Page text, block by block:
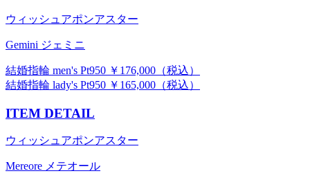
ウィッシュアポンアスター
Gemini ジェミニ
結婚指輪 men's Pt950 ￥176,000（税込）
結婚指輪 lady's Pt950 ￥165,000（税込）
ITEM DETAIL
ウィッシュアポンアスター
Mereore メテオール